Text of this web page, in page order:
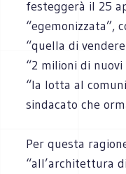
festeggerà il 25
“egemonizzata”,
“quella di
“2 milioni di nuovi
“la lotta al
sindacato che
Per questa
“all’architettura